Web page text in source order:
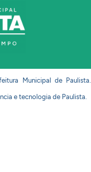
Municipal de Paulista.
e tecnologia de Paulista.